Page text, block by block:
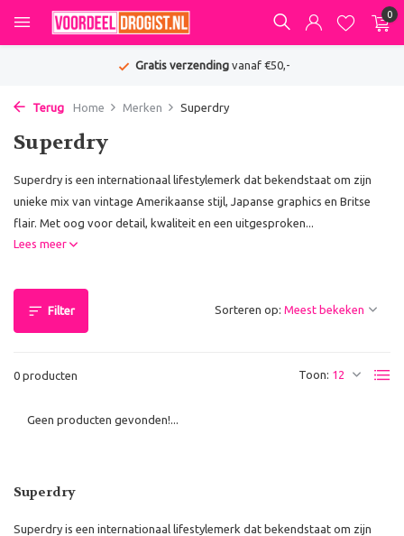
0
Gratis verzendingvanaf €50,-
Terug Home Merken Superdry
Superdry
Superdry is een internationaal lifestylemerk dat bekendstaat om zijn
unieke mix van vintage Amerikaanse stijl, Japanse graphics en Britse
flair. Met oog voor detail, kwaliteit en een uitgesproken...
Lees meer
Filter
0 producten Toon:
Sorteren op:
Geen producten gevonden!...
Superdry
Superdry is een internationaal lifestylemerk dat bekendstaat om zijn